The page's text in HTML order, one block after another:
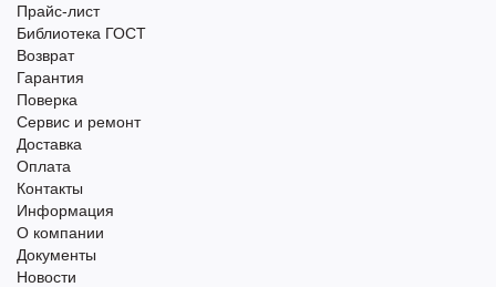
Прайс-лист
Библиотека ГОСТ
Возврат
Гарантия
Поверка
Сервис и ремонт
Доставка
Оплата
Контакты
Информация
О компании
Документы
Новости